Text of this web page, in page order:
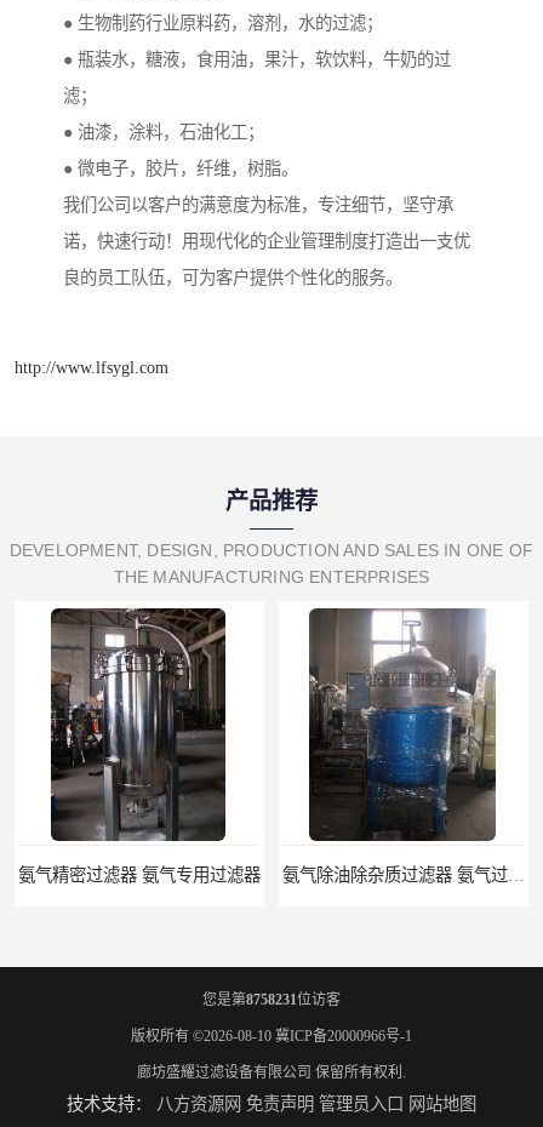
● 生物制药行业原料药，溶剂，水的过滤；
● 瓶装水，糖液，食用油，果汁，软饮料，牛奶的过
滤；
● 油漆，涂料，石油化工；
● 微电子，胶片，纤维，树脂。
我们公司以客户的满意度为标准，专注细节，坚守承
诺，快速行动！用现代化的企业管理制度打造出一支优
良的员工队伍，可为客户提供个性化的服务。
http://www.lfsygl.com
产品推荐
DEVELOPMENT, DESIGN, PRODUCTION AND SALES IN ONE OF
THE MANUFACTURING ENTERPRISES
氨气精密过滤器 氨气专用过滤器
您是第8758231位访客
版权所有 ©2026-08-10 冀ICP备20000966号-1
廊坊盛耀过滤设备有限公司 保留所有权利.
技术支持： 八方资源网 免责声明 管理员入口 网站地图